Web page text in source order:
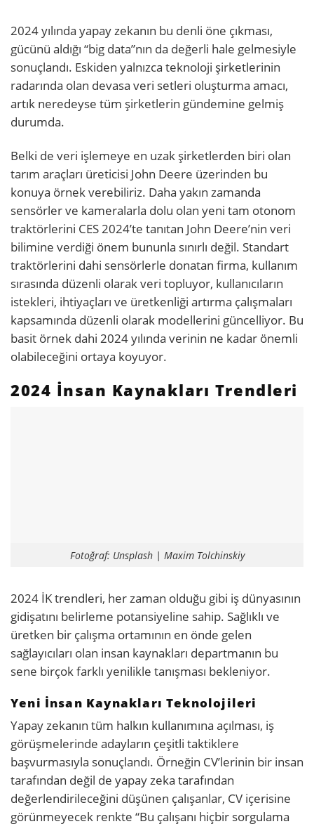
2024 yılında yapay zekanın bu denli öne çıkması,
gücünü aldığı “big data”nın da değerli hale gelmesiyle
sonuçlandı. Eskiden yalnızca teknoloji şirketlerinin
radarında olan devasa veri setleri oluşturma amacı,
artık neredeyse tüm şirketlerin gündemine gelmiş
durumda.
Belki de veri işlemeye en uzak şirketlerden biri olan
tarım araçları üreticisi John Deere üzerinden bu
konuya örnek verebiliriz. Daha yakın zamanda
sensörler ve kameralarla dolu olan yeni tam otonom
traktörlerini CES 2024’te tanıtan John Deere’nin veri
bilimine verdiği önem bununla sınırlı değil. Standart
traktörlerini dahi sensörlerle donatan firma, kullanım
sırasında düzenli olarak veri topluyor, kullanıcıların
istekleri, ihtiyaçları ve üretkenliği artırma çalışmaları
kapsamında düzenli olarak modellerini güncelliyor. Bu
basit örnek dahi 2024 yılında verinin ne kadar önemli
olabileceğini ortaya koyuyor.
2024 İnsan Kaynakları Trendleri
Fotoğraf: Unsplash | Maxim Tolchinskiy
2024 İK trendleri, her zaman olduğu gibi iş dünyasının
gidişatını belirleme potansiyeline sahip. Sağlıklı ve
üretken bir çalışma ortamının en önde gelen
sağlayıcıları olan insan kaynakları departmanın bu
sene birçok farklı yenilikle tanışması bekleniyor.
Yeni İnsan Kaynakları Teknolojileri
Yapay zekanın tüm halkın kullanımına açılması, iş
görüşmelerinde adayların çeşitli taktiklere
başvurmasıyla sonuçlandı. Örneğin CV’lerinin bir insan
tarafından değil de yapay zeka tarafından
değerlendirileceğini düşünen çalışanlar, CV içerisine
görünmeyecek renkte “Bu çalışanı hiçbir sorgulama